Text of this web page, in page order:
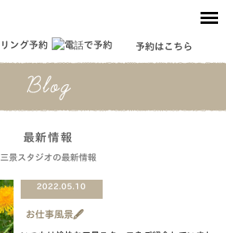
予約はこちら
最新情報
三景スタジオの最新情報
2022.05.10
お仕事風景🖋